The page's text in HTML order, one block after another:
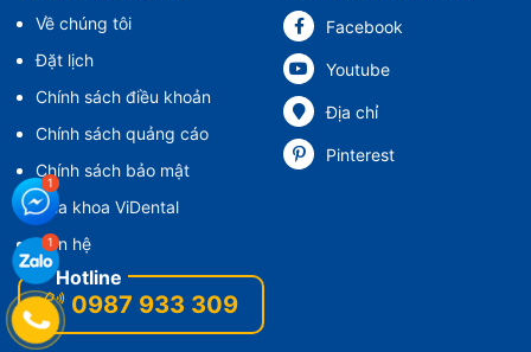
Về chúng tôi
Đặt lịch
Chính sách điều khoản
Chính sách quảng cáo
Chính sách bảo mật
Nha khoa ViDental
Liên hệ
Facebook
Youtube
Địa chỉ
Pinterest
0987 933 309